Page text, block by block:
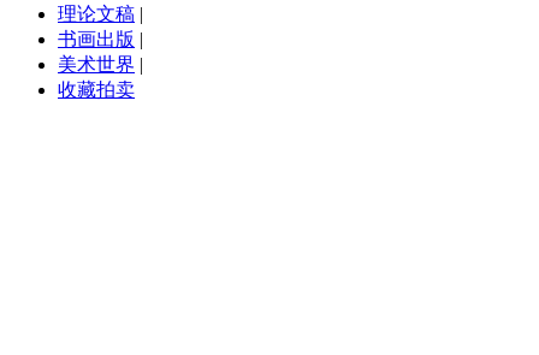
理论文稿 |
书画出版 |
美术世界 |
收藏拍卖